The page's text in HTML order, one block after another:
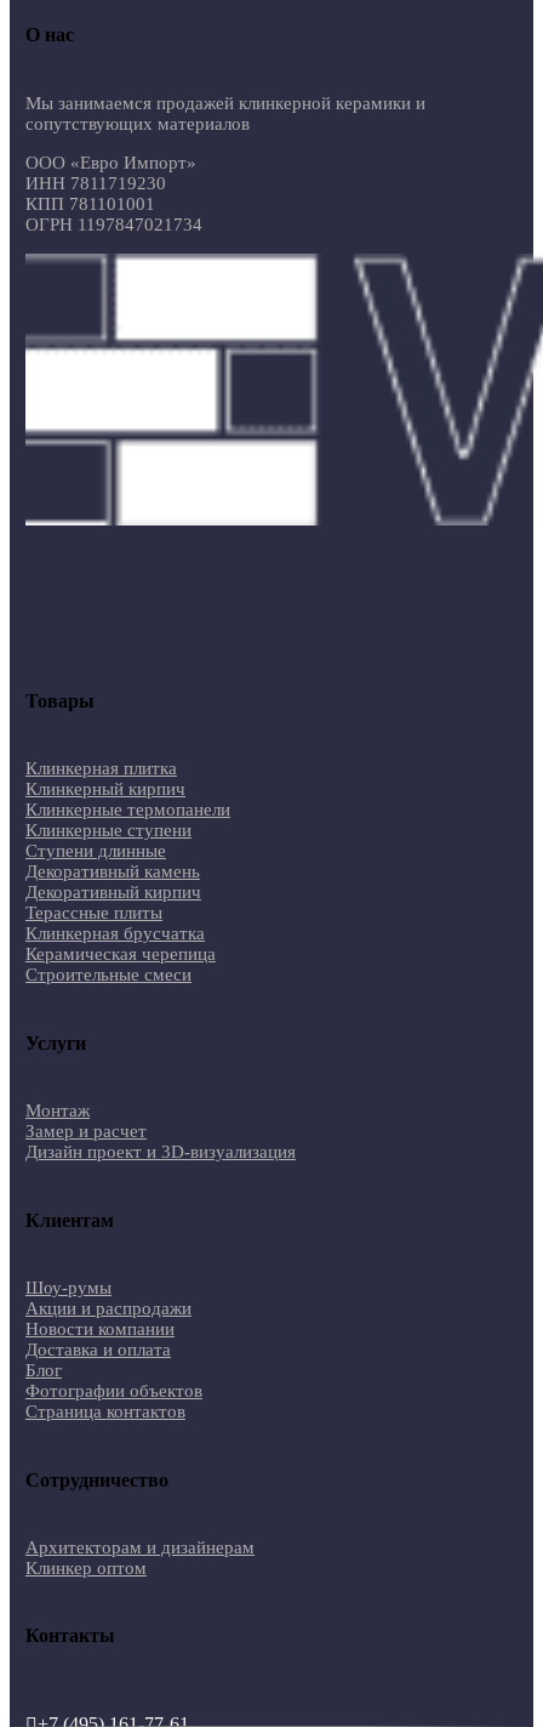
О нас
Мы занимаемся продажей клинкерной керамики и
сопутствующих материалов
ООО «Евро Импорт»
ИНН 7811719230
КПП 781101001
ОГРН 1197847021734
Товары
Клинкерная плитка
Клинкерный кирпич
Клинкерные термопанели
Клинкерные ступени
Ступени длинные
Декоративный камень
Декоративный кирпич
Терассные плиты
Клинкерная брусчатка
Керамическая черепица
Строительные смеси
Услуги
Монтаж
Замер и расчет
Дизайн проект и 3D-визуализация
Клиентам
Шоу-румы
Акции и распродажи
Новости компании
Доставка и оплата
Блог
Фотографии объектов
Страница контактов
Сотрудничество
Архитекторам и дизайнерам
Клинкер оптом
Контакты